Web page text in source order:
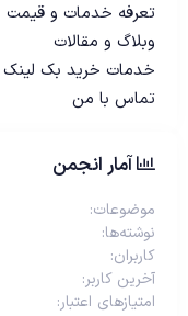
تعرفه خدمات و قیمت
وبلاگ و مقالات
خدمات خرید بک لینک
تماس با من
آمار انجمن
موضوعات
نوشته‌ها
کاربران
آخرین کاربر
امتیازهای اعتبار